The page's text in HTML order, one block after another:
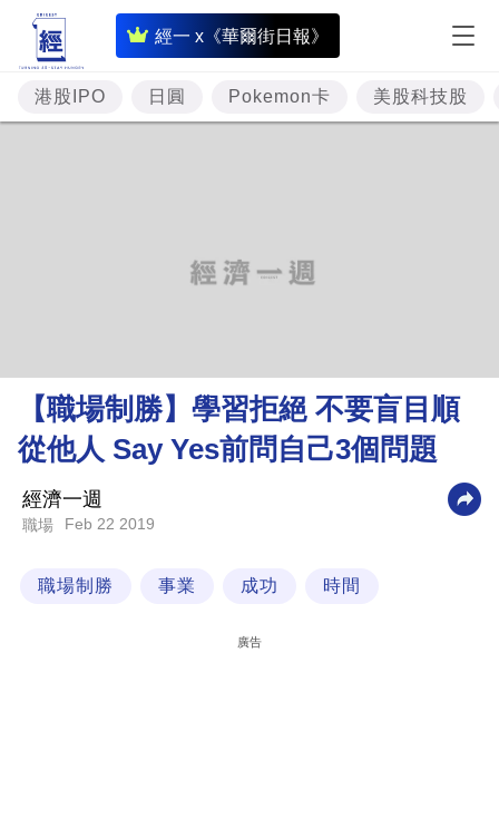
經一 x《華爾街日報》
即
時
財
經
理
財
商
科
港股IPO 日圓 Pokemon卡 美股科技股
【職場制勝】學習拒絕 不要盲目順
從他人 Say Yes前問自己3個問題
經濟一週
職場 Feb 22 2019
職場制勝 事業 成功 時間
廣告